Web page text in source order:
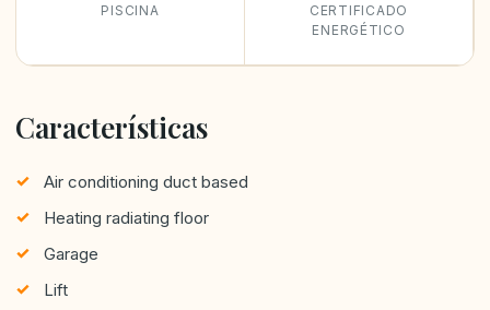
PISCINA
CERTIFICADO
ENERGÉTICO
Características
Air conditioning duct based
Heating radiating floor
Garage
Lift